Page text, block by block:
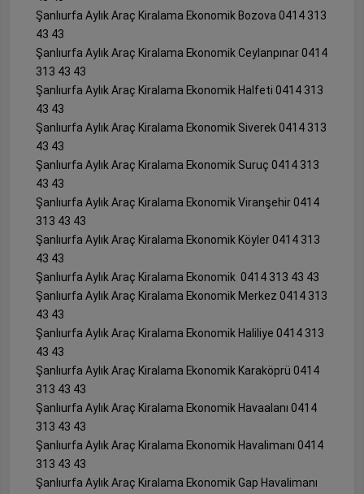
Şanlıurfa Aylık Araç Kiralama Ekonomik Bozova 0414 313
43 43
Şanlıurfa Aylık Araç Kiralama Ekonomik Ceylanpınar 0414
313 43 43
Şanlıurfa Aylık Araç Kiralama Ekonomik Halfeti 0414 313
43 43
Şanlıurfa Aylık Araç Kiralama Ekonomik Siverek 0414 313
43 43
Şanlıurfa Aylık Araç Kiralama Ekonomik Suruç 0414 313
43 43
Şanlıurfa Aylık Araç Kiralama Ekonomik Viranşehir 0414
313 43 43
Şanlıurfa Aylık Araç Kiralama Ekonomik Köyler 0414 313
43 43
Şanlıurfa Aylık Araç Kiralama Ekonomik 0414 313 43 43
Şanlıurfa Aylık Araç Kiralama Ekonomik Merkez 0414 313
43 43
Şanlıurfa Aylık Araç Kiralama Ekonomik Haliliye 0414 313
43 43
Şanlıurfa Aylık Araç Kiralama Ekonomik Karaköprü 0414
313 43 43
Şanlıurfa Aylık Araç Kiralama Ekonomik Havaalanı 0414
313 43 43
Şanlıurfa Aylık Araç Kiralama Ekonomik Havalimanı 0414
313 43 43
Şanlıurfa Aylık Araç Kiralama Ekonomik Gap Havalimanı